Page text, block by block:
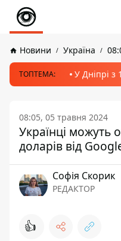
Новини Україна
ТОПТЕМА: У Дніпрі з
08:05, 05 травня 2024
Українці можуть
доларів від
Софія Скорик
РЕДАКТОР
👍